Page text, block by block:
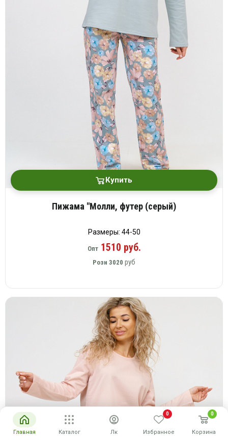
Купить
Пижама "Молли, футер (серый)
Размеры: 44-50
Опт1510 руб.
Розн 3020 руб
Главная Каталог Лк
0
Избранное
0
Корзина